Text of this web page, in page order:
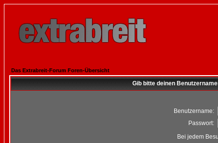
Das Extrabreit-Forum Foren-Übersicht
Gib bitte deinen
Benutzername:
Passwort:
Bei jedem